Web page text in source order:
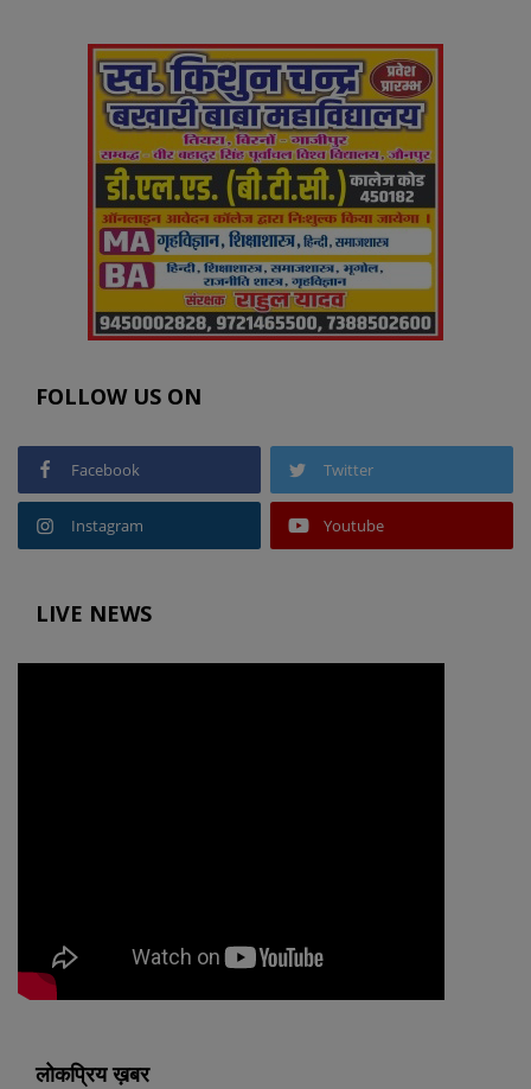
FOLLOW US ON
Facebook Twitter
Instagram Youtube
LIVE NEWS
लोकप्रिय ख़बर